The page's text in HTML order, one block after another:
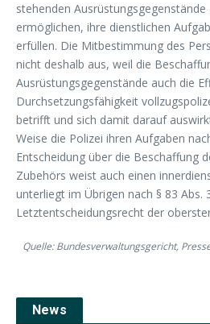
stehenden
ermöglichen, ihre dienstlichen
erfüllen. Die Mitbestimmung des
nicht deshalb aus, weil die
Ausrüstungsgegenstände auch die
Durchsetzungsfähigkeit
betrifft und sich damit darauf
Weise die Polizei ihren Aufgaben
Entscheidung über die Beschaffung
Zubehörs weist auch einen
unterliegt im Übrigen nach § 83 Abs.
Letztentscheidungsrecht der
Quelle: Bundesverwaltungsgericht,
News